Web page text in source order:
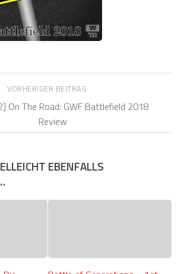
VORHERIGER BEITRAG
On The Road: GWF Battlefield 2018
Review
EBENFALLS